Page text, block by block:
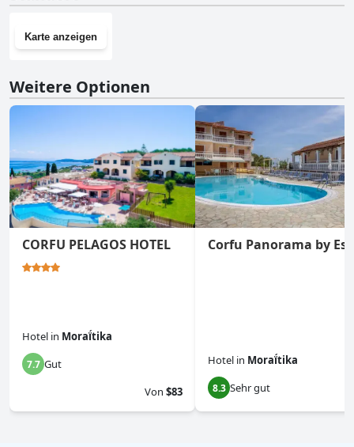
Karte anzeigen
Weitere Optionen
CORFU PELAGOS HOTEL
Hotel in Moraḯtika
7.7 Gut
Von $83
Corfu Panorama by
Hotel in Moraḯtika
8.3 Sehr gut